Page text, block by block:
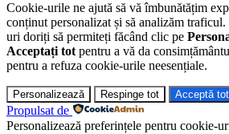
Cookie-urile ne ajută să vă îmbunătățim
conținut personalizat și să analizăm
uri doriți să permiteți făcând clic pe
Acceptați totpentru a vă da
pentru a refuza cookie-urile neesențiale.
Personalizează Respinge tot Acceptă tot
Propulsat de
Personalizează preferințele pentru cookie-